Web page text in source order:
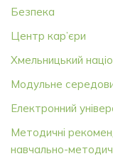
Безпека
Центр кар’єри
Хмельницький
Модульне
Електронний
Методичні
навчально-